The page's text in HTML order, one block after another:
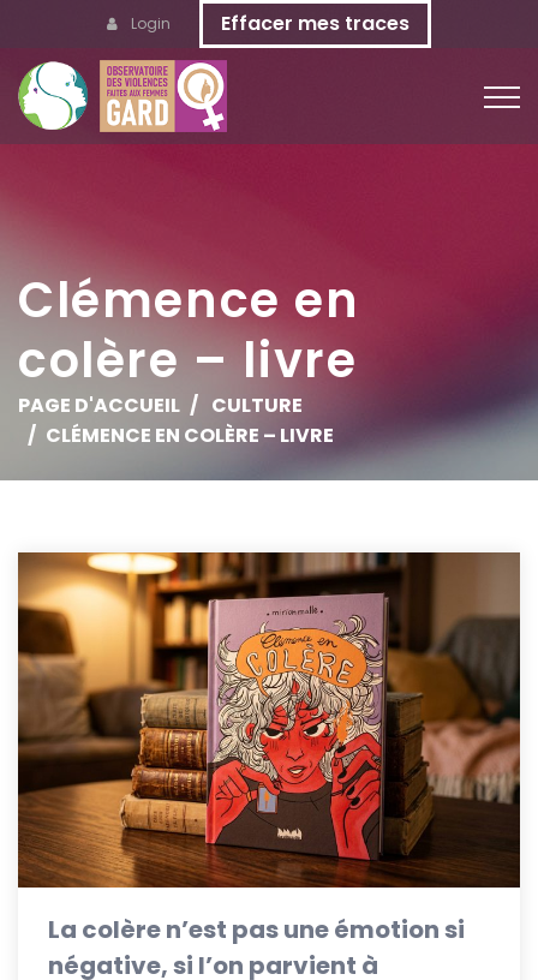
Login Effacer mes traces
Clémence en
colère – livre
PAGE D'ACCUEIL
CULTURE
CLÉMENCE EN COLÈRE – LIVRE
La colère n’est pas une émotion si
négative, si l’on parvient à